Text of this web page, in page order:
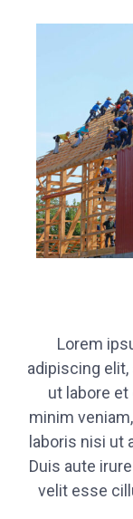
Lorem
adipiscing
ut labore et
minim
laboris nisi ut
Duis aute
velit esse